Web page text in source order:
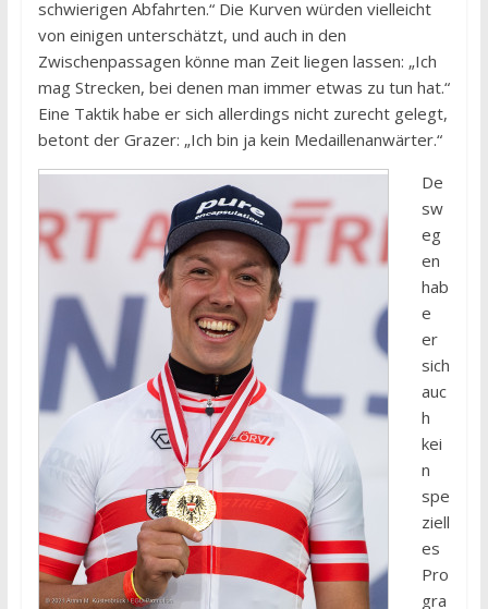
schwierigen Abfahrten.“ Die Kurven würden vielleicht
von einigen unterschätzt, und auch in den
Zwischenpassagen könne man Zeit liegen lassen: „Ich
mag Strecken, bei denen man immer etwas zu tun hat.“
Eine Taktik habe er sich allerdings nicht zurecht gelegt,
betont der Grazer: „Ich bin ja kein Medaillenanwärter.“
De
sw
eg
en
hab
e
er
sich
auc
h
kei
n
spe
ziell
es
Pro
gra